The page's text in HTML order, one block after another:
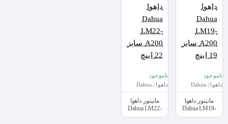
ناموجود
داهوا | Dahua
مانیتور داهوا
Dahua LM19-
A200 سایز 19 اینچ
ناموجود
داهوا | Dahua
مانیتور داهوا
Dahua LM22-
A200 سایز 22 اینچ